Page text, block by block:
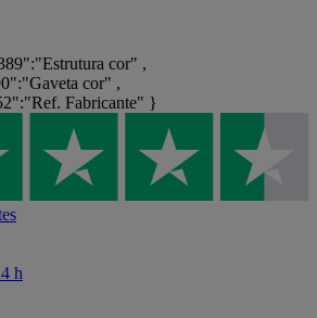
cor" ,
cor" ,
Fabricante" }
h